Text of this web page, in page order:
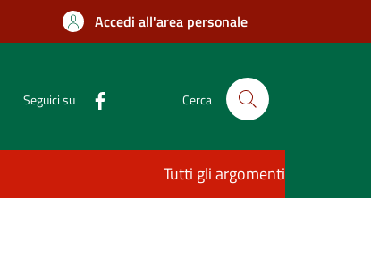
Accedi all'area personale
Seguici su Cerca
Tutti gli argomenti